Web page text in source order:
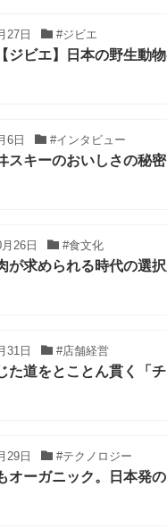
27日 #ジビエ
ジビエ】日本の野生動
6日 #インタビュー
スキーのおいしさの秘密
26日 #食文化
が求められる時代の選
31日 #店舗経営
た道をとことん貫く「
29日 #テクノロジー
オーガニック。日本発